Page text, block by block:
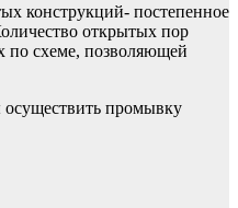
конструкций- постепенное
открытых пор
по схеме, позволяющей
промывку